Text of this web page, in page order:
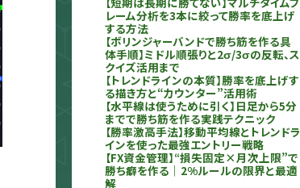
レーム分析を3本に絞って勝率を底上げ
する方法
【ボリンジャーバンドで勝ち筋を作る具
体手順】ミドル順張りと2σ/3σの反転、ス
クイズ活用まで
【トレンドラインの本質】勝率を底上げす
る描き方と“カウンター”活用術
【水平線は使うために引く】日足から5分
までで勝ち筋を作る実践テクニック
【勝率激高手法】移動平均線とトレンドラ
インを使った最強エントリー戦略
【FX資金管理】“損失固定×月次上限”で
勝ち癖を作る｜2%ルールの限界と最適
解